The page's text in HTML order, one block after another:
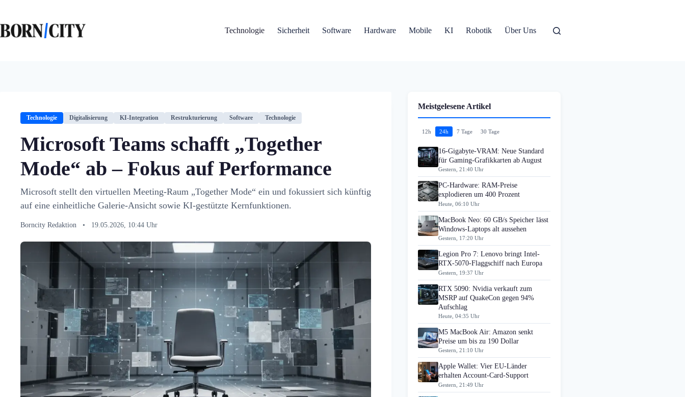
springen
Technologie
Sicherheit Software Hardware Mobile KI Robotik Über Uns
Technologie Digitalisierung KI-Integration Restrukturierung Software Technologie
Microsoft Teams schafft „Together
Mode“ ab – Fokus auf Performance
Microsoft stellt den virtuellen Meeting-Raum „Together Mode“ ein und fokussiert sich künftig
auf eine einheitliche Galerie-Ansicht sowie KI-gestützte Kernfunktionen.
Borncity Redaktion • 19.05.2026, 10:44 Uhr
Meistgelesene Artikel
12h 24h 7 Tage 30 Tage
16-Gigabyte-VRAM: Neue Standard
für Gaming-Grafikkarten ab August
Gestern, 21:40 Uhr
PC-Hardware: RAM-Preise
explodieren um 400 Prozent
Heute, 06:10 Uhr
MacBook Neo: 60 GB/s Speicher lässt
Windows-Laptops alt aussehen
Gestern, 17:20 Uhr
Legion Pro 7: Lenovo bringt Intel-
RTX-5070-Flaggschiff nach Europa
Gestern, 19:37 Uhr
RTX 5090: Nvidia verkauft zum
MSRP auf QuakeCon gegen 94%
Aufschlag
Heute, 04:35 Uhr
M5 MacBook Air: Amazon senkt
Preise um bis zu 190 Dollar
Gestern, 21:10 Uhr
Apple Wallet: Vier EU-Länder
erhalten Account-Card-Support
Gestern, 21:49 Uhr